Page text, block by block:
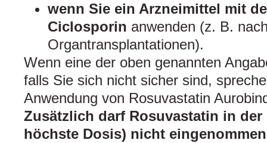
wenn Sie ein Arzneimittel mit
Ciclosporin anwenden (z. B.
Organtransplantationen).
Wenn eine der oben genannten
falls Sie sich nicht sicher sind,
Anwendung von Rosuvastatin
Zusätzlich darf Rosuvastatin in
höchste Dosis) nicht